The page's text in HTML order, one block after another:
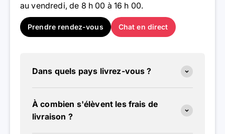
au vendredi, de 8 h 00 à 16 h 00.
Prendre rendez-vous Chat en direct
Dans quels pays livrez-vous ?
À combien s'élèvent les frais de
livraison ?